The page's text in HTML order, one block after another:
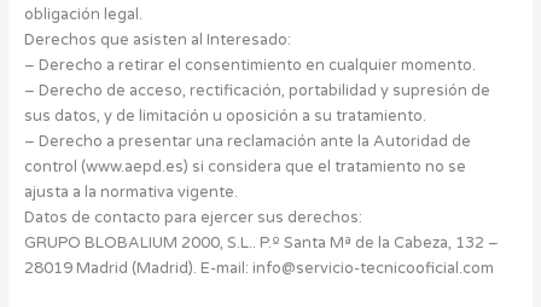
obligación legal.
Derechos que asisten al Interesado:
– Derecho a retirar el consentimiento en cualquier momento.
– Derecho de acceso, rectificación, portabilidad y supresión de
sus datos, y de limitación u oposición a su tratamiento.
– Derecho a presentar una reclamación ante la Autoridad de
control (www.aepd.es) si considera que el tratamiento no se
ajusta a la normativa vigente.
Datos de contacto para ejercer sus derechos:
GRUPO BLOBALIUM 2000, S.L.. P.º Santa Mª de la Cabeza, 132 –
28019 Madrid (Madrid). E-mail: info@servicio-tecnicooficial.com